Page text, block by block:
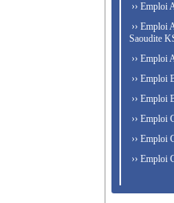
›› Emploi
›› Emploi
Saoudite
›› Emploi
›› Emploi
›› Emploi
›› Emploi
›› Emploi
›› Emploi